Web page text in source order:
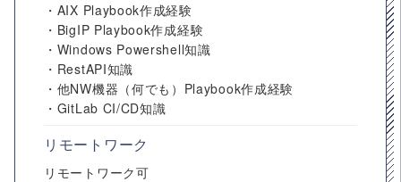
・AIX Playbook作成経験
・BigIP Playbook作成経験
・Windows Powershell知識
・RestAPI知識
・他NW機器（何でも）Playbook作成経験
・GitLab CI/CD知識
リモートワーク
リモートワーク可